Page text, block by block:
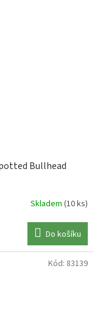
Bullhead
Skladem (10 ks)
Do košíku
Kód: 83139